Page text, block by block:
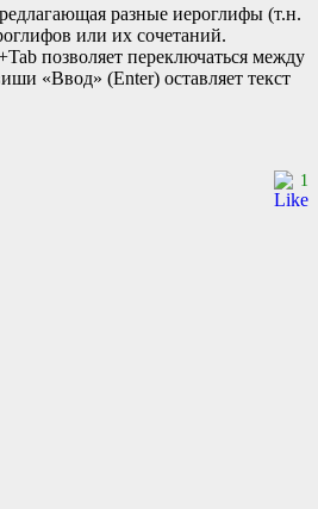
разные иероглифы (т.н.
или их сочетаний.
позволяет переключаться между
«Ввод» (Enter) оставляет текст
1